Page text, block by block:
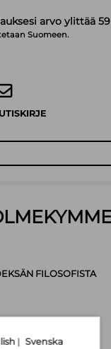
arvo ylittää
Suomeen.
FILOSOFISTA
| Svenska